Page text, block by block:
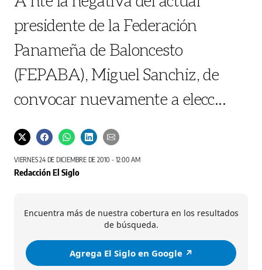
presidente de la Federación
Panameña de Baloncesto
(FEPABA), Miguel Sanchiz, de
convocar nuevamente a elecc...
VIERNES 24 DE DICIEMBRE DE 2010 - 12:00 AM
Redacción El Siglo
Encuentra más de nuestra cobertura en los resultados
de búsqueda.
Agrega El Siglo en Google ↗️